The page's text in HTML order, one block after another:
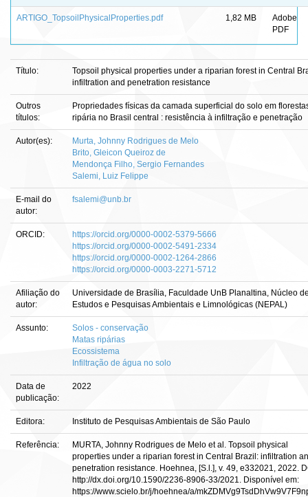
ARTIGO_TopsoilPhysicalProperties.pdf 1,82 MB
Adobe
PDF
Título:
Topsoil physical properties under a riparian forest in Central
infiltration and penetration resistance
Outros
títulos:
Propriedades físicas da camada superficial do solo em
ripária no Brasil central : resistência à infiltração e penetração
Autor(es):
Murta, Johnny Rodrigues de Melo
Brito, Gleicon Queiroz de
Mendonça Filho, Sergio Fernandes
Salemi, Luiz Felippe
E-mail do
autor:
fsalemi@unb.br
ORCID:
https://orcid.org/0000-0002-5379-5666
https://orcid.org/0000-0002-5491-2334
https://orcid.org/0000-0002-1264-2866
https://orcid.org/0000-0003-2271-5712
Afiliação do
autor:
Universidade de Brasília, Faculdade UnB Planaltina, Núcleo
Estudos e Pesquisas Ambientais e Limnológicas (NEPAL)
Assunto:
Solos - conservação
Matas ripárias
Ecossistema
Infiltração de água no solo
Data de
publicação:
2022
Editora: Instituto de Pesquisas Ambientais de São Paulo
Referência:
MURTA, Johnny Rodrigues de Melo et al. Topsoil physical
properties under a riparian forest in Central Brazil: infiltration
penetration resistance. Hoehnea, [S.l.], v. 49, e332021, 2022.
http://dx.doi.org/10.1590/2236-8906-33/2021. Disponível em:
https://www.scielo.br/j/hoehnea/a/